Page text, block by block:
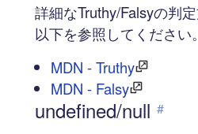
詳細なTruthy/Falsyの判定
以下を参照してください。
MDN - Truthy
MDN - Falsy
undefined/null #